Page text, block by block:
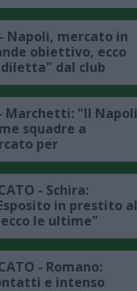
- Napoli, mercato in
obiettivo, ecco
dal club
- Marchetti: "Il Napoli
squadre a
per
è una situazione
- Schira:
in prestito al
le ultime"
- Romano:
e intenso